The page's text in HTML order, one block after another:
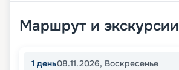
Маршрут и экскурсии
1 день08.11.2026, Воскресенье